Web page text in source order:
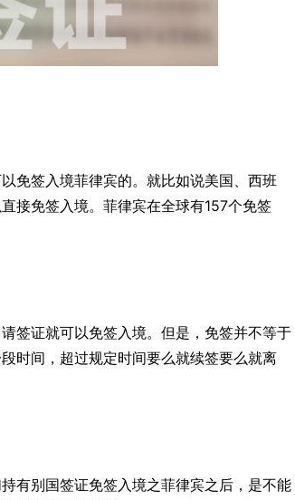
免签入境菲律宾的。就比如说美国、西班
接免签入境。菲律宾在全球有157个免签
签证就可以免签入境。但是，免签并不等于
时间，超过规定时间要么就续签要么就离
有别国签证免签入境之菲律宾之后，是不能